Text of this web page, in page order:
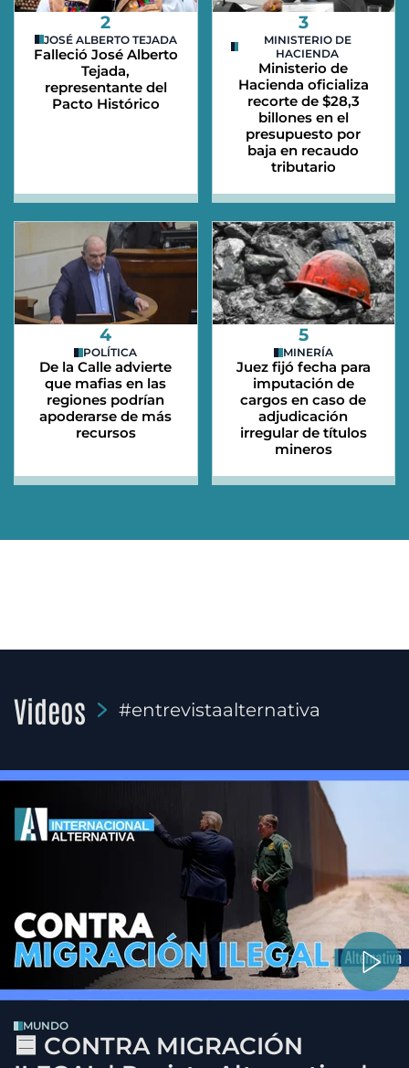
2
JOSÉ ALBERTO TEJADA
Falleció José Alberto
Tejada,
representante del
Pacto Histórico
3
MINISTERIO DE
HACIENDA
Ministerio de
Hacienda oficializa
recorte de $28,3
billones en el
presupuesto por
baja en recaudo
tributario
4
POLÍTICA
De la Calle advierte
que mafias en las
regiones podrían
apoderarse de más
recursos
5
MINERÍA
Juez fijó fecha para
imputación de
cargos en caso de
adjudicación
irregular de títulos
mineros
Videos #entrevistaalternativa
MUNDO
🟦 CONTRA MIGRACIÓN